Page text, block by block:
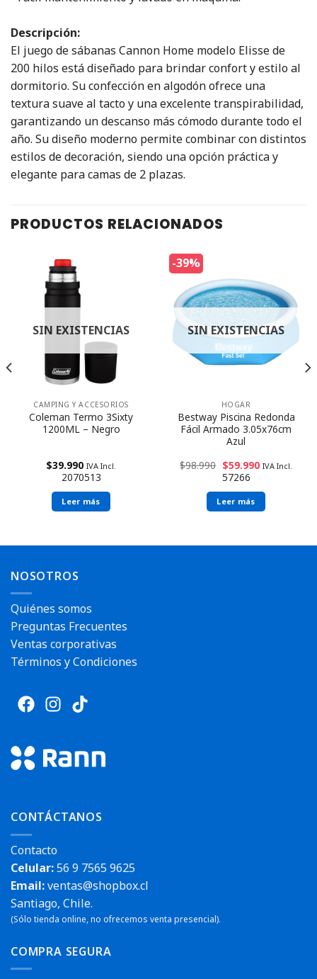
Descripción:
El juego de sábanas Cannon Home modelo Elisse de
200 hilos está diseñado para brindar confort y estilo al
dormitorio. Su confección en algodón ofrece una
textura suave al tacto y una excelente transpirabilidad,
garantizando un descanso más cómodo durante todo el
año. Su diseño moderno permite combinar con distintos
estilos de decoración, siendo una opción práctica y
elegante para camas de 2 plazas.
PRODUCTOS RELACIONADOS
SIN EXISTENCIAS
CAMPING Y ACCESORIOS
Coleman Termo 3Sixty
1200ML – Negro
$39.990 IVA Incl.
2070513
Leer más
-39%
SIN EXISTENCIAS
HOGAR
Bestway Piscina Redonda
Fácil Armado 3.05x76cm
Azul
$98.990 $59.990 IVA Incl.
57266
Leer más
NOSOTROS
Quiénes somos
Preguntas Frecuentes
Ventas corporativas
Términos y Condiciones
CONTÁCTANOS
Contacto
Celular:56 9 7565 9625
Email:ventas@shopbox.cl
Santiago, Chile.
(Sólo tienda online, no ofrecemos venta presencial).
COMPRA SEGURA